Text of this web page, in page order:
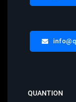
QUANTION